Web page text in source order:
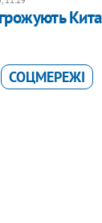
СОЦМЕРЕЖІ